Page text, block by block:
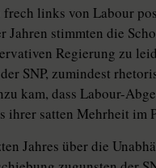
links von Labour
stimmten die
Regierung zu
SNP, zumindest
kam, dass Labour-
ihrer satten Mehrheit
Jahres über die